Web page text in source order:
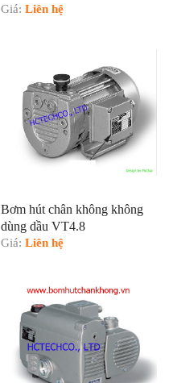
Giá: Liên hệ
Bơm hút chân không không
dùng dầu VT4.8
Giá: Liên hệ